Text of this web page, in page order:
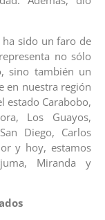
ha sido un faro de
no sólo
sino también un
en nuestra región
estado Carabobo,
Los Guayos,
Diego, Carlos
y hoy, estamos
Miranda y